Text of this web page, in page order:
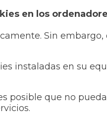
en los
Sin
instaladas en su
posible que no